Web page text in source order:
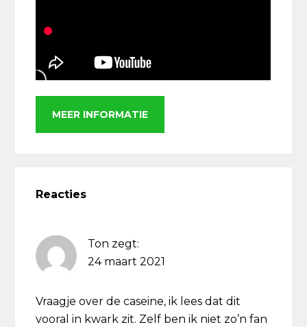
MEER INFORMATIE
Interacties
Reacties
Ton zegt:
24 maart 2021
Vraagje over de caseine, ik lees dat dit
vooral in kwark zit. Zelf ben ik niet zo’n fan